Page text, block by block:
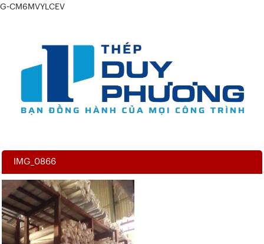
G-CM6MVYLCEV
IMG_0866